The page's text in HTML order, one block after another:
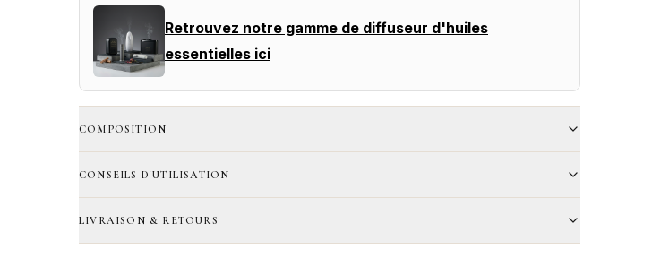
Retrouvez notre gamme de diffuseur d'huiles
essentielles ici
COMPOSITION
CONSEILS D'UTILISATION
LIVRAISON & RETOURS